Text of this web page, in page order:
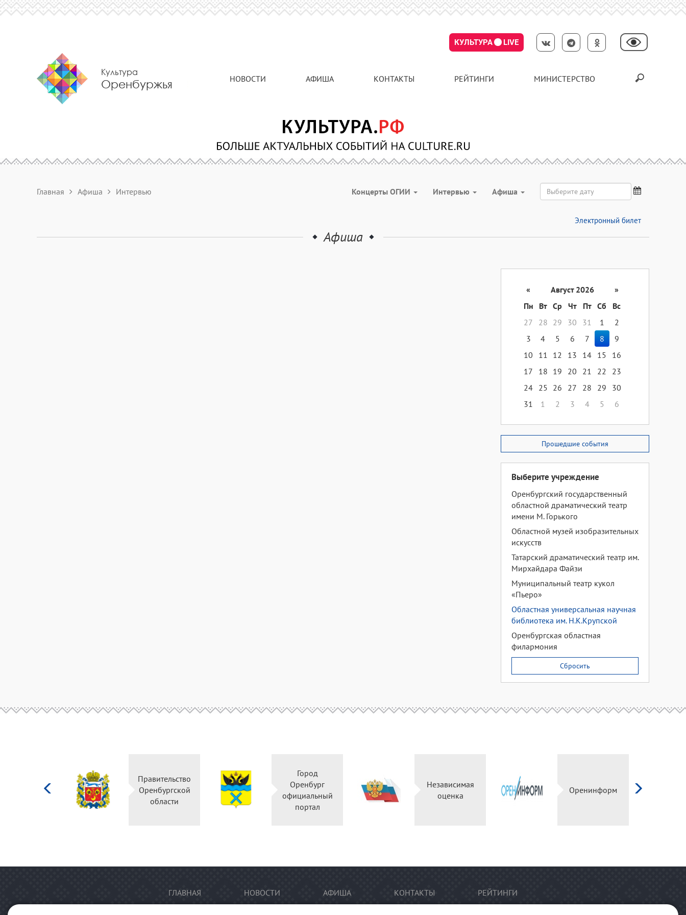
КУЛЬТУРА LIVE
Культура
Оренбуржья НОВОСТИ АФИША КОНТАКТЫ РЕЙТИНГИ МИНИСТЕРСТВО
Главная Афиша Интервью Концерты ОГИИ Интервью Aфиша
Электронный билет
Афиша
« Август 2026
»
Пн
Вт Ср Чт Пт Сб
Вс
27
28 29 30 31 1
2
3
4 5 6 7 8
9
10
11 12 13 14 15
16
17
18 19 20 21 22
23
24 25 26 27 28 29
30
31
1 2 3 4 5 6
Прошедшие события
Выберите учреждение
Оренбургский государственный
областной драматический театр
имени М. Горького
Областной музей изобразительных
искусств
Татарский драматический театр им.
Мирхайдара Файзи
Муниципальный театр кукол
«Пьеро»
Областная универсальная научная
библиотека им. Н.К.Крупской
Оренбургская областная
филармония
Сбросить
Правительство
Оренбургской
области
Город
Оренбург
официальный
портал
Независимая
оценка
Оренинформ
ГЛАВНАЯ НОВОСТИ АФИША КОНТАКТЫ РЕЙТИНГИ